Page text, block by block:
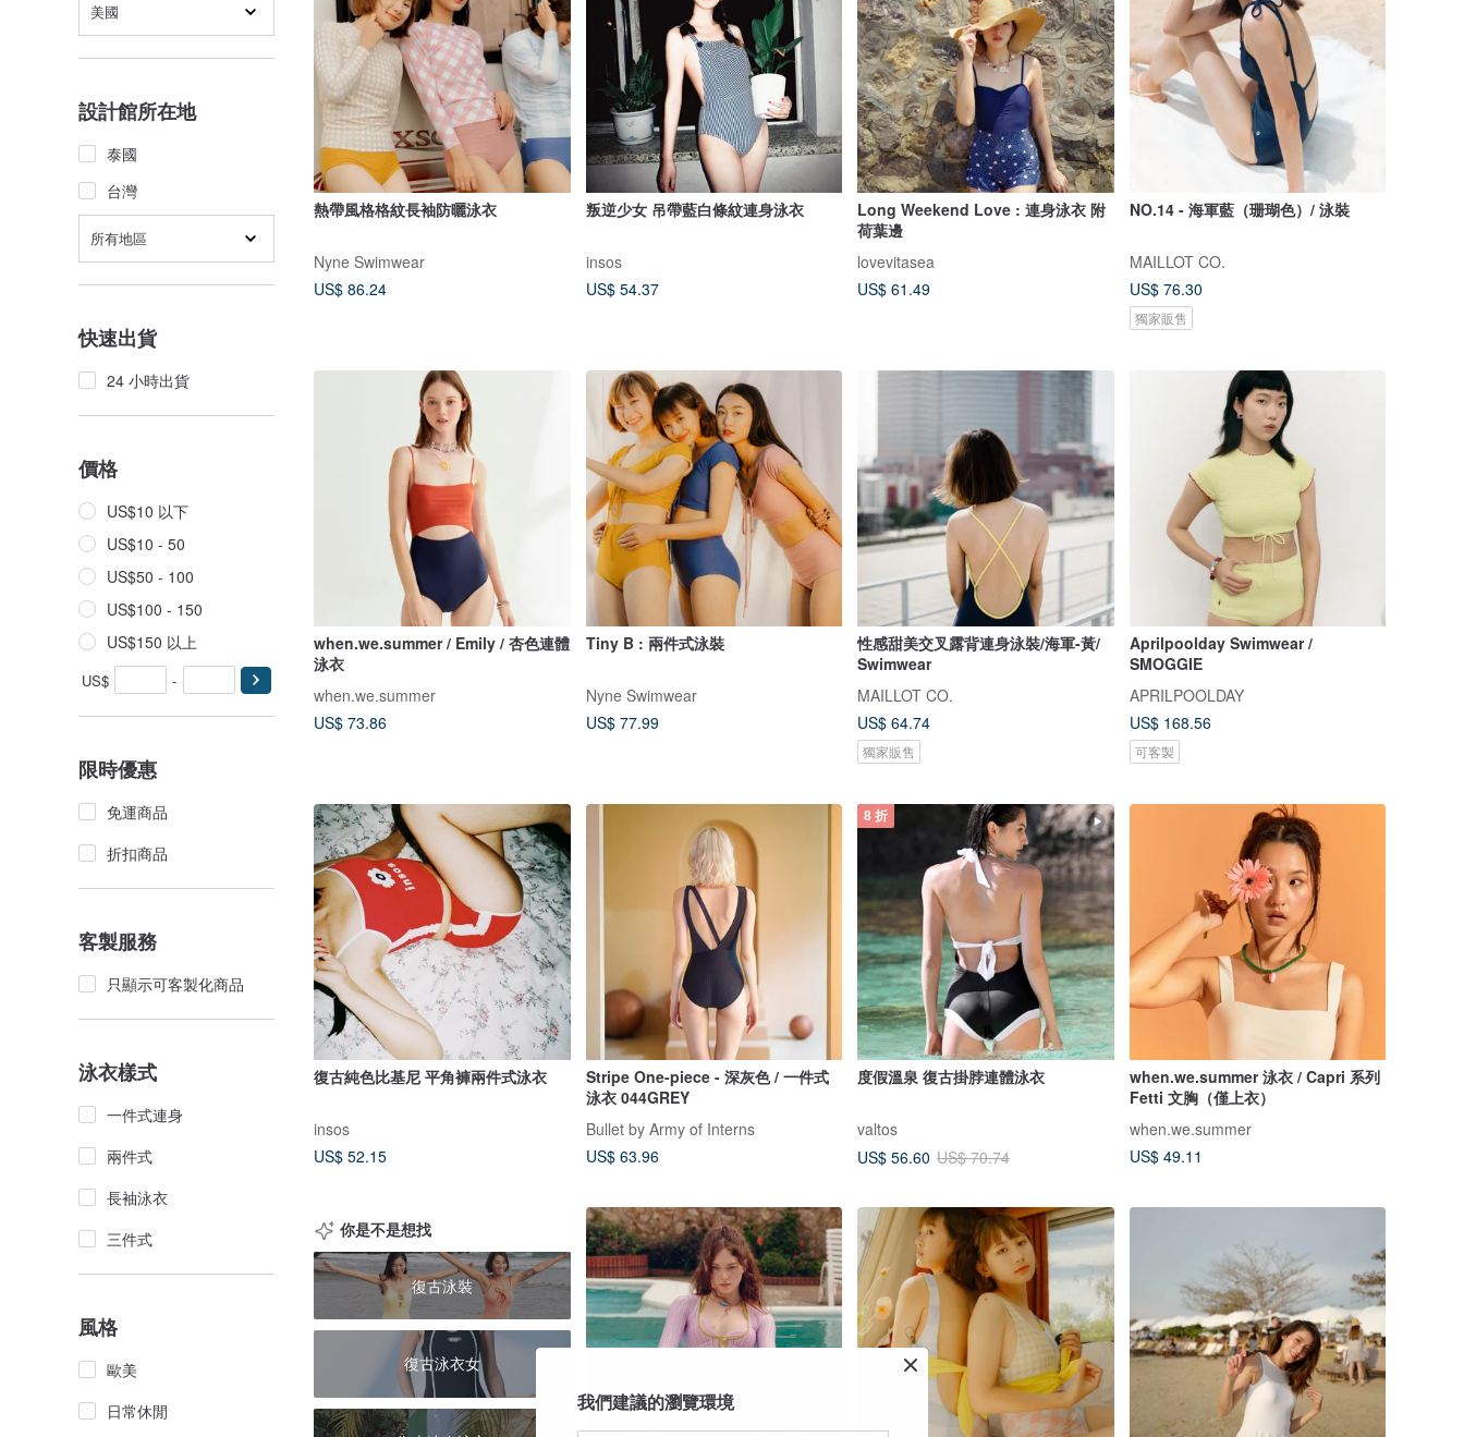
美國
設計館所在地
泰國
台灣
所有地區
快速出貨
24 小時出貨
價格
US$10 以下
US$10 - 50
US$50 - 100
US$100 - 150
US$150 以上
US$ -
限時優惠
免運商品
折扣商品
客製服務
只顯示可客製化商品
泳衣樣式
一件式連身
兩件式
長袖泳衣
三件式
風格
歐美
日常休閒
熱帶風格格紋長袖防曬泳衣
Nyne Swimwear
US$ 86.24
叛逆少女 吊帶藍白條紋連身泳衣
insos
US$ 54.37
Long Weekend Love : 連身泳衣 附
荷葉邊
lovevitasea
US$ 61.49
NO.14 - 海軍藍（珊瑚色）/ 泳裝
MAILLOT CO.
US$ 76.30
獨家販售
when.we.summer / Emily / 杏色連體
泳衣
when.we.summer
US$ 73.86
Tiny B : 兩件式泳裝
Nyne Swimwear
US$ 77.99
性感甜美交叉露背連身泳裝/海軍-黃/
Swimwear
MAILLOT CO.
US$ 64.74
獨家販售
Aprilpoolday Swimwear /
SMOGGIE
APRILPOOLDAY
US$ 168.56
可客製
復古純色比基尼 平角褲兩件式泳衣
insos
US$ 52.15
Stripe One-piece - 深灰色 / 一件式
泳衣 044GREY
Bullet by Army of Interns
US$ 63.96
8 折
度假溫泉 復古掛脖連體泳衣
valtos
US$ 56.60 US$ 70.74
when.we.summer 泳衣 / Capri 系列
Fetti 文胸（僅上衣）
when.we.summer
US$ 49.11
你是不是想找
復古泳裝
復古泳衣女
我們建議的瀏覽環境